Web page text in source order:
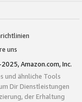
uns
Amazon.com, Inc.
und ähnliche Tools
Dir Dienstleistungen
der Erhaltung